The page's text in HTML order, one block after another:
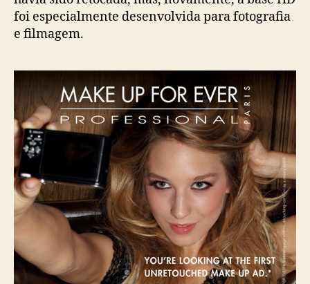
foi especialmente desenvolvida para fotografia
e filmagem.